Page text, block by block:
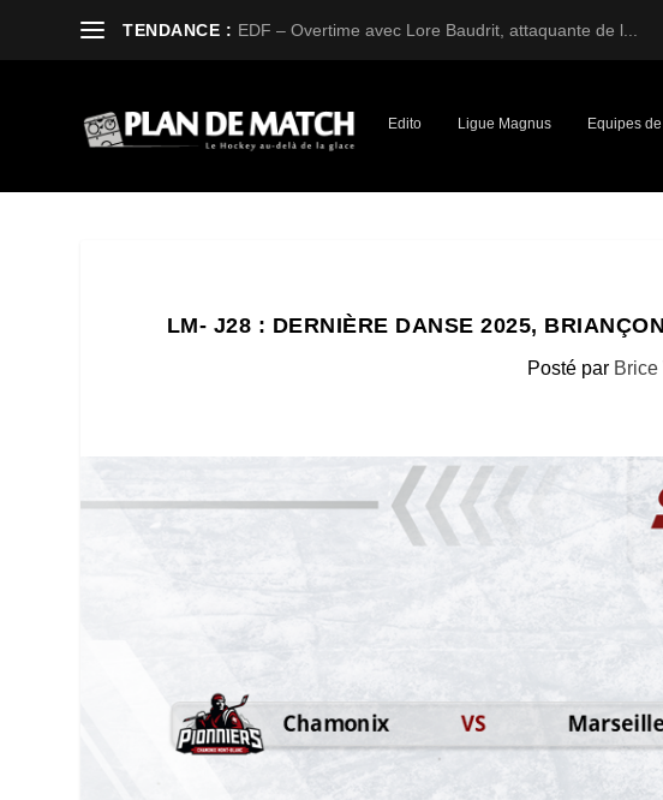
TENDANCE : EDF – Overtime avec Lore Baudrit, attaquante de l...
Edito Ligue Magnus Equipes
LM- J28 : DERNIÈRE DANSE 2025,
Posté par Brice